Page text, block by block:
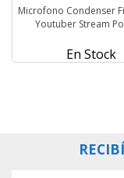
Microfono Condenser
Youtuber Stream
En Stock